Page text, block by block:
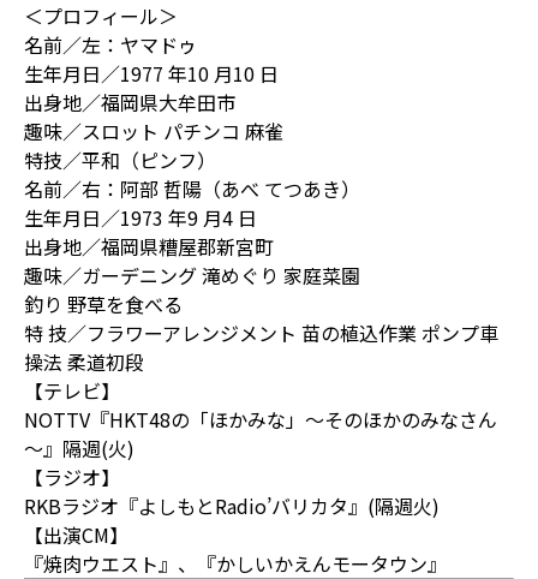
＜プロフィール＞
名前／左：ヤマドゥ
生年月日／1977 年10 月10 日
出身地／福岡県大牟田市
趣味／スロット パチンコ 麻雀
特技／平和（ピンフ）
名前／右：阿部 哲陽（あべ てつあき）
生年月日／1973 年9 月4 日
出身地／福岡県糟屋郡新宮町
趣味／ガーデニング 滝めぐり 家庭菜園
釣り 野草を食べる
特 技／フラワーアレンジメント 苗の植込作業 ポンプ車
操法 柔道初段
【テレビ】
NOTTV『HKT48の「ほかみな」～そのほかのみなさん
～』隔週(火)
【ラジオ】
RKBラジオ『よしもとRadio’バリカタ』(隔週火)
【出演CM】
『焼肉ウエスト』、『かしいかえんモータウン』